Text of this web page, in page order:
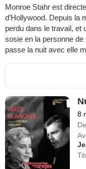
Monroe Stahr est
d’Hollywood. Depuis la
perdu dans le travail, et
sosie en la personne
passe la nuit avec elle
8
De